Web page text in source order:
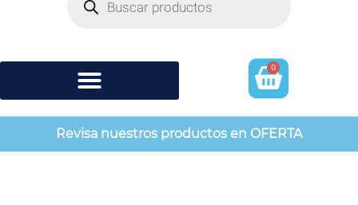
0
Revisa nuestros productos en OFERTA